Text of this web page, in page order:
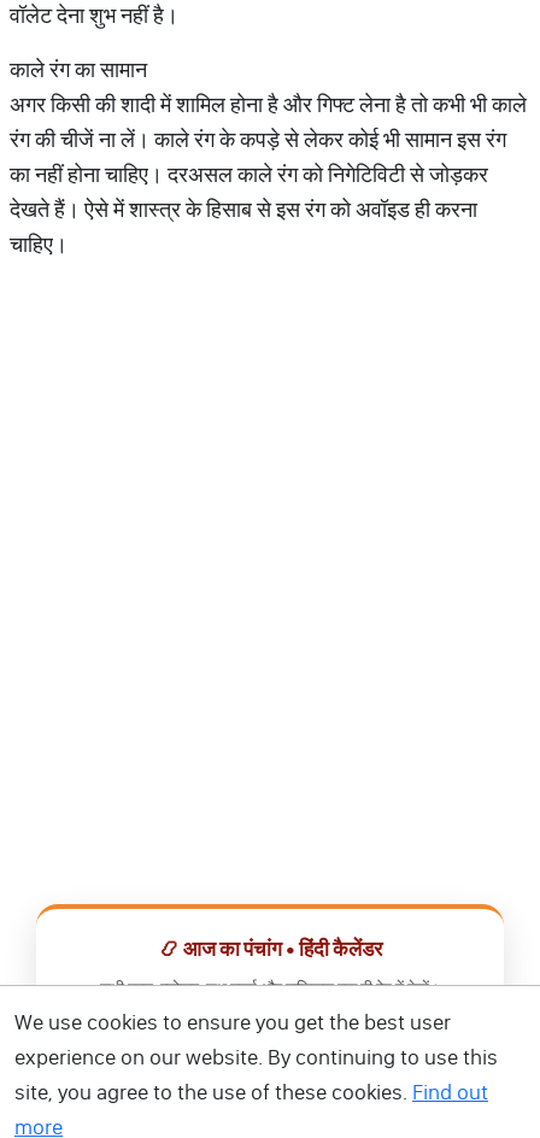
वॉलेट देना शुभ नहीं है।
काले रंग का सामान
अगर किसी की शादी में शामिल होना है और गिफ्ट लेना है तो कभी भी काले
रंग की चीजें ना लें। काले रंग के कपड़े से लेकर कोई भी सामान इस रंग
का नहीं होना चाहिए। दरअसल काले रंग को निगेटिविटी से जोड़कर
देखते हैं। ऐसे में शास्त्र के हिसाब से इस रंग को अवॉइड ही करना
चाहिए।
📿 आज का पंचांग • हिंदी कैलेंडर
सभी व्रत, त्योहार, शुभ मुहूर्त और राशिफल एक ही ऐप में देखें।
📅 हिंदी कैलेंडर ऐप डाउनलोड करें
We use cookies to ensure you get the best user
experience on our website. By continuing to use this
site, you agree to the use of these cookies. Find out
more